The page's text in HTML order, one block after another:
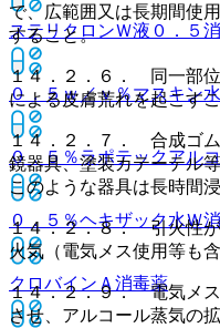
ステリクロンＷ液０．５
０．５ｗ／ｖ％マスキン水
０．５％ラポテックアル
０．５％ヘキザック水Ｗ
クロバインＡ 消毒薬
で、広範囲又は長期間使
すること。
１４．２．６． 同一部
による皮膚荒れを起こす
１４．２．７． 合成ゴム
鏡器具、塗装カテーテル
このような器具は長時間
１４．２．８． 引火性が
火気（電気メス使用等も
１４．２．９． 電気メ
させ、アルコール蒸気の